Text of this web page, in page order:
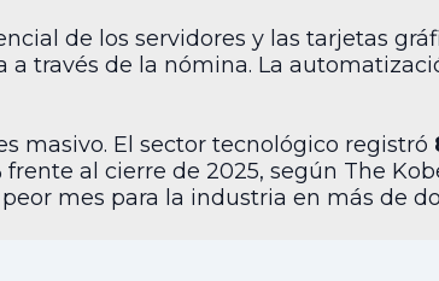
de los servidores y las tarjetas
través de la nómina. La
masivo. El sector tecnológico registró
al cierre de 2025, según The
mes para la industria en más de